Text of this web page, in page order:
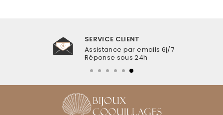
SERVICE CLIENT
Assistance par emails 6j/7
Réponse sous 24h